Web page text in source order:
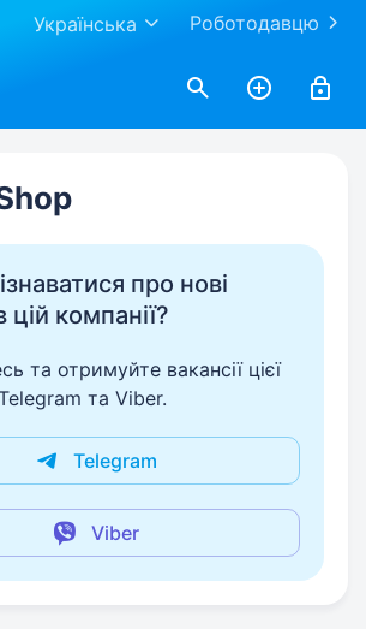
Роботодавцю
Українська
про нові
цій компанії?
та отримуйте вакансії цієї
та Viber.
Telegram
Viber